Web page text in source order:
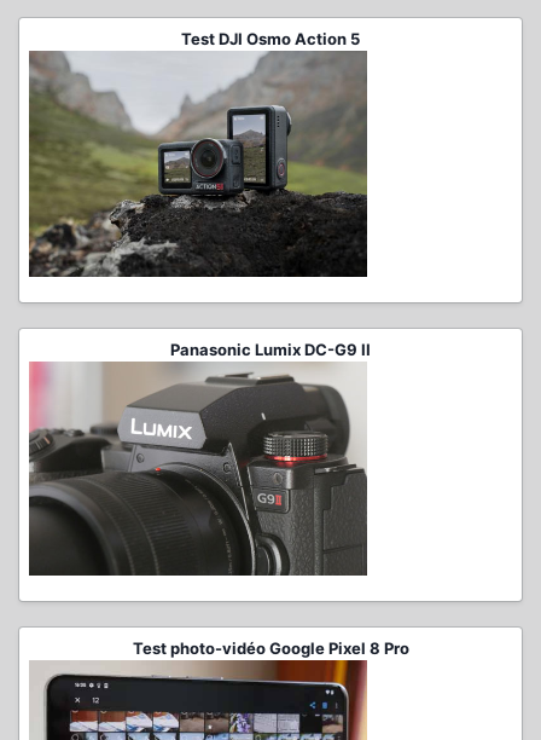
Test DJI Osmo Action 5
Panasonic Lumix DC-G9 II
Test photo-vidéo Google Pixel 8 Pro